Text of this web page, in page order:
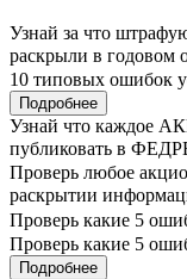
Узнай за что
раскрыли в годовом
10 типовых ошибок
Подробнее
Узнай что каждое
публиковать в
Проверь любое
раскрытии
Проверь какие 5
Проверь какие 5
Подробнее